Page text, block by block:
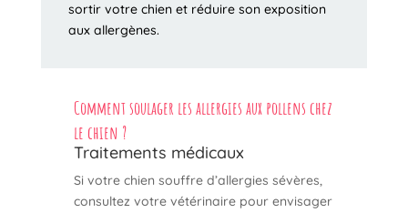
sortir votre chien et réduire son exposition
aux allergènes.
Commentsoulager les allergies aux pollens chez
le chien ?
Traitements médicaux
Si votre chien souffre d’allergies sévères,
consultez votre vétérinaire pour envisager